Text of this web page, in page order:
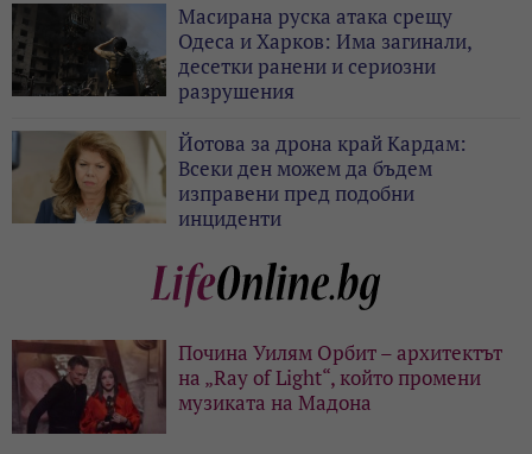
Масирана руска атака срещу
Одеса и Харков: Има загинали,
десетки ранени и сериозни
разрушения
Йотова за дрона край Кардам:
Всеки ден можем да бъдем
изправени пред подобни
инциденти
Почина Уилям Орбит – архитектът
на „Ray of Light“, който промени
музиката на Мадона